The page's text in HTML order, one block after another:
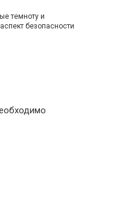
темноту и
безопасности